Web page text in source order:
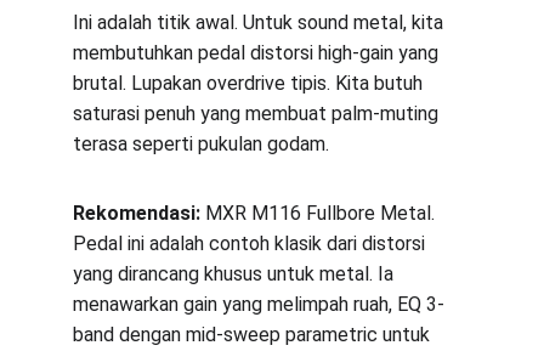
Ini adalah titik awal. Untuk sound metal, kita
membutuhkan pedal distorsi high-gain yang
brutal. Lupakan overdrive tipis. Kita butuh
saturasi penuh yang membuat palm-muting
terasa seperti pukulan godam.
Rekomendasi: MXR M116 Fullbore Metal.
Pedal ini adalah contoh klasik dari distorsi
yang dirancang khusus untuk metal. Ia
menawarkan gain yang melimpah ruah, EQ 3-
band dengan mid-sweep parametric untuk